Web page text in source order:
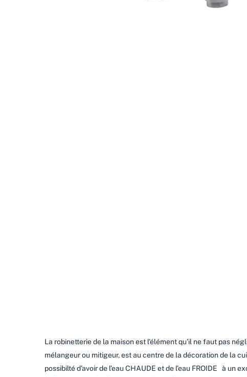
La robinetterie de la maison est l’élément qu’il ne faut pas
mélangeur ou mitigeur, est au centre de la décoration de la
possibilté d’avoir de l’eau CHAUDE et de l’eau FROIDE à